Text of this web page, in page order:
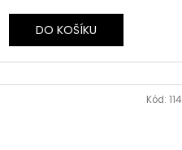
DO KOŠÍKU
Kód: 114